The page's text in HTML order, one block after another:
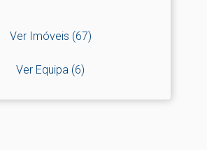
Ver Imóveis (67)
Ver Equipa (6)